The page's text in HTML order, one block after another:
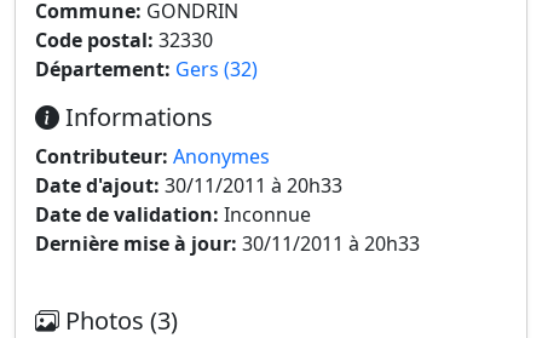
Commune: GONDRIN
Code postal: 32330
Département: Gers (32)
Informations
Contributeur: Anonymes
Date d'ajout: 30/11/2011 à 20h33
Date de validation: Inconnue
Dernière mise à jour: 30/11/2011 à 20h33
Photos (3)